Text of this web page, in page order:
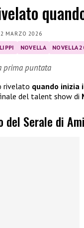
MARZO 2026
NOVELLA NOVELLA
prima puntata
rivelato quando inizia
del talent show di
del Serale di